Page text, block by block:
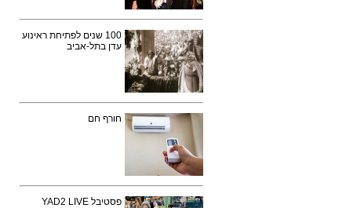
100 שנים לפתיחת ראינוע
עדן בתל-אביב
חורף חם
פסטיבל YAD2 LIVE